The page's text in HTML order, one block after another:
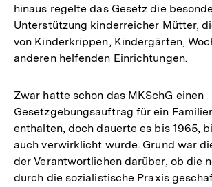
hinaus regelte das Gesetz die
Unterstützung kinderreicher Mütter,
von Kinderkrippen, Kindergärten,
anderen helfenden Einrichtungen.
Zwar hatte schon das MKSchG einen
Gesetzgebungsauftrag für ein
enthalten, doch dauerte es bis 1965,
auch verwirklicht wurde. Grund war
der Verantwortlichen darüber, ob die
durch die sozialistische Praxis